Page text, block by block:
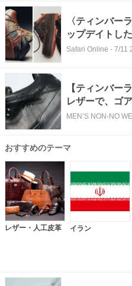
〈ティンバー
ップデイトし
クション"の新
Safari Online - 7/11
【ティンバー
レザーで、ゴ
搭載した最強
MEN’S NON-NO
おすすめのテーマ
レザー・人工皮革 イラン